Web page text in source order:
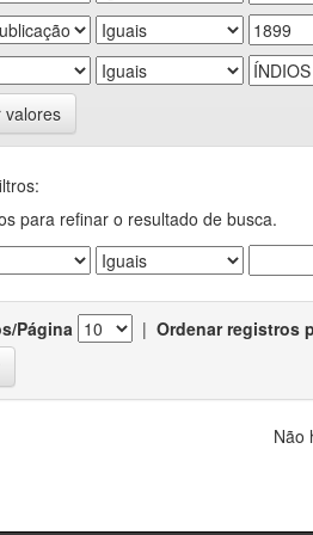
valores
para refinar o resultado de busca.
Página | Ordenar registros
Não